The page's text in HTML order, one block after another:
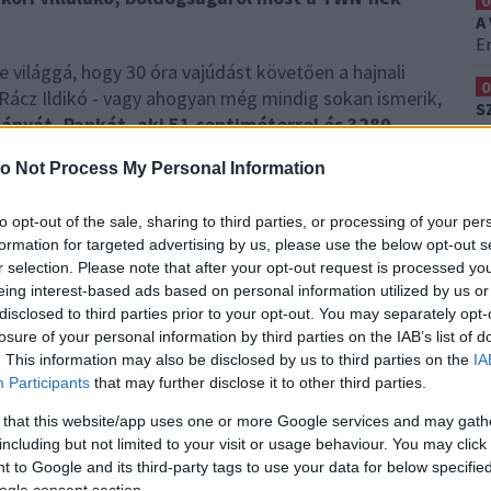
Not Process My Personal Information
opt-out of the sale, sharing to third parties, or processing of your
for targeted advertising by us, please use the below opt-out
selection. Please note that after your opt-out request is processed
interest-based ads based on personal information utilized by us
to third parties prior to your opt-out. You may separately
of your personal information by third parties on the IAB’s list of
This information may also be disclosed by us to third parties on the
Participants that may further disclose it to other third parties.
that this website/app uses one or more Google services and may
but not limited to your visit or usage behaviour. You may
to Google and its third-party tags to use your data for below
hogy 30 óra vajúdást követően a hajnali
Ildikó - vagy ahogyan még mindig sokan ismerik,
Pankát, aki 51 centiméterrel és 3280
napját.
a legnagyobb ajándék amit egy házaspár
volt de természetesen szerettem volna szülni
Katának és a doktoromnak, Balázsnak, de
volt és segített akkor is, amikor már úgy
pillanata, amikor rám tették és
sokat egymástól és megyünk együtt az új
A